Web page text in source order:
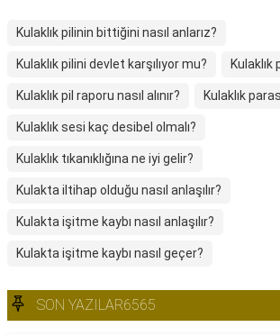
Kulaklık pilinin bittiğini nasıl anlarız?
Kulaklık pilini devlet karşılıyor mu? Kulaklık
Kulaklık pil raporu nasıl alınır? Kulaklık
Kulaklık sesi kaç desibel olmalı?
Kulaklık tıkanıklığına ne iyi gelir?
Kulakta iltihap olduğu nasıl anlaşılır?
Kulakta işitme kaybı nasıl anlaşılır?
Kulakta işitme kaybı nasıl geçer?
SON YAZILAR6565